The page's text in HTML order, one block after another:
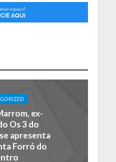
ex-
Os 3 do
apresenta
Forró do